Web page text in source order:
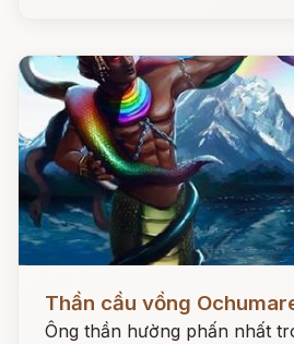
Đọc ngay
Thần cầu vồng
Ông thần hường phấn nhất